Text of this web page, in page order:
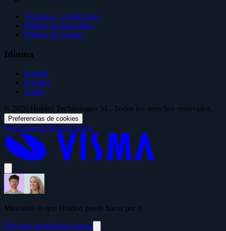
Términos y condiciones
Política de privacidad
Política de cookies
Idioma
English
Español
Català
© 2026 Holded Technologies SL. Todos los derechos reservados.
Preferencias de cookies
Visma GroupVisma Careers
Mira todo lo que Holded puede hacer por ti
Pide una demoPrueba gratis